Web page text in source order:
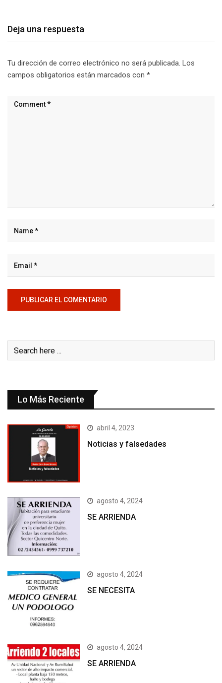
Deja una respuesta
Tu dirección de correo electrónico no será publicada. Los
campos obligatorios están marcados con *
Lo Más Reciente
abril 4, 2023
Noticias y falsedades
agosto 4, 2024
SE ARRIENDA
agosto 4, 2024
SE NECESITA
agosto 4, 2024
SE ARRIENDA